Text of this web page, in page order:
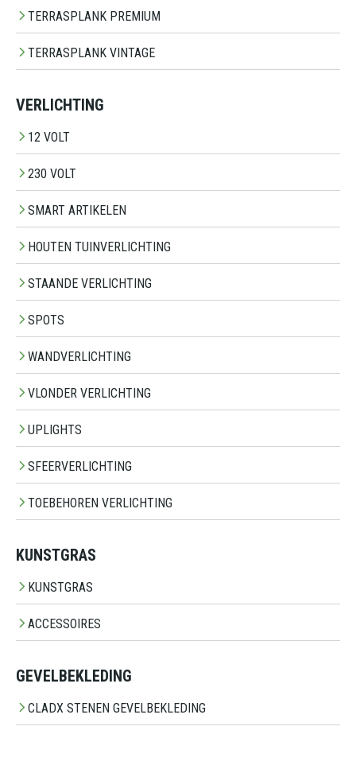
TERRASPLANK PREMIUM
TERRASPLANK VINTAGE
VERLICHTING
12 VOLT
230 VOLT
SMART ARTIKELEN
HOUTEN TUINVERLICHTING
STAANDE VERLICHTING
SPOTS
WANDVERLICHTING
VLONDER VERLICHTING
UPLIGHTS
SFEERVERLICHTING
TOEBEHOREN VERLICHTING
KUNSTGRAS
KUNSTGRAS
ACCESSOIRES
GEVELBEKLEDING
CLADX STENEN GEVELBEKLEDING